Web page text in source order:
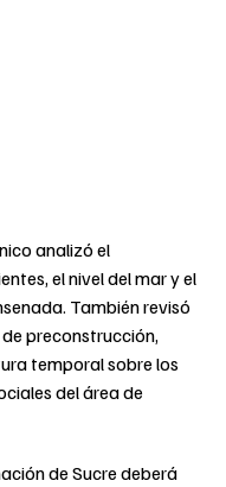
analizó el
el nivel del mar y el
También revisó
preconstrucción,
temporal sobre los
del área de
de Sucre deberá